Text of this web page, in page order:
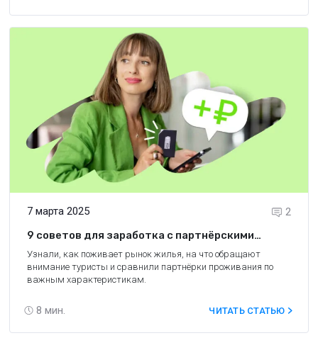
7 марта 2025
8 мин.
2
9 советов для заработка с партнёрскими
программами отелей
Узнали, как поживает рынок жилья, на что обращают
внимание туристы и сравнили партнёрки проживания по
важным характеристикам.
ЧИТАТЬ СТАТЬЮ